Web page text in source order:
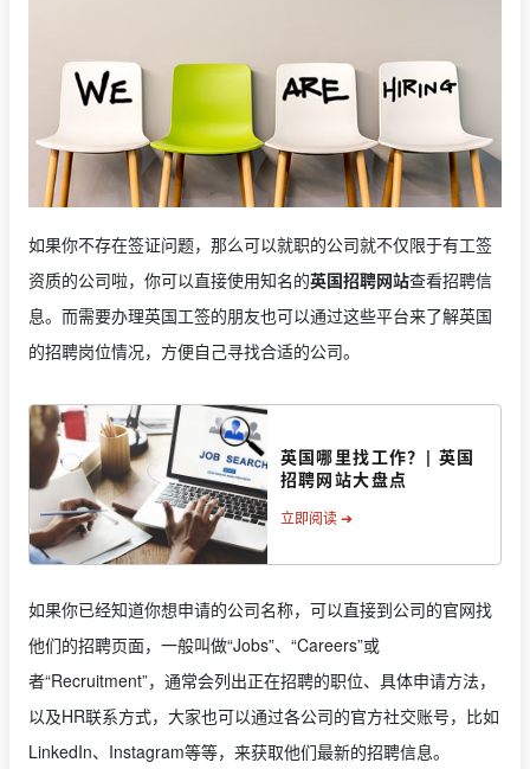
如果你不存在签证问题，那么可以就职的公司就不仅限于有工签
资质的公司啦，你可以直接使用知名的英国招聘网站查看招聘信
息。而需要办理英国工签的朋友也可以通过这些平台来了解英国
的招聘岗位情况，方便自己寻找合适的公司。
英国哪里找工作？| 英国
招聘网站大盘点
立即阅读 ➔
如果你已经知道你想申请的公司名称，可以直接到公司的官网找
他们的招聘页面，一般叫做“Jobs”、“Careers”或
者“Recruitment”，通常会列出正在招聘的职位、具体申请方法，
以及HR联系方式，大家也可以通过各公司的官方社交账号，比如
LinkedIn、Instagram等等，来获取他们最新的招聘信息。